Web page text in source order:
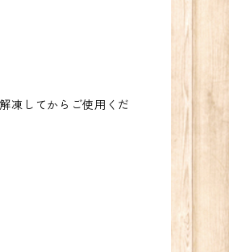
凍してからご使用くだ